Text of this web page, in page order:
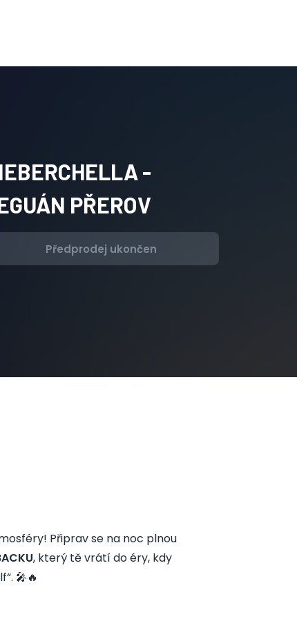
-
PŘEROV
Předprodej ukončen
Připrav se na noc plnou
, který tě vrátí do éry, kdy
🎤🔥